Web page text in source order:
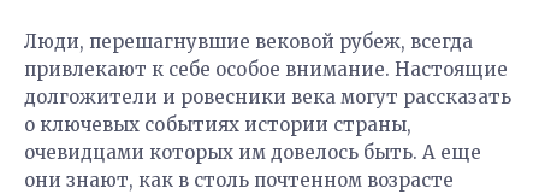
Люди, перешагнувшие вековой рубеж, всегда
привлекают к себе особое внимание. Настоящие
долгожители и ровесники века могут рассказать
о ключевых событиях истории страны,
очевидцами которых им довелось быть. А еще
они знают, как в столь почтенном возрасте